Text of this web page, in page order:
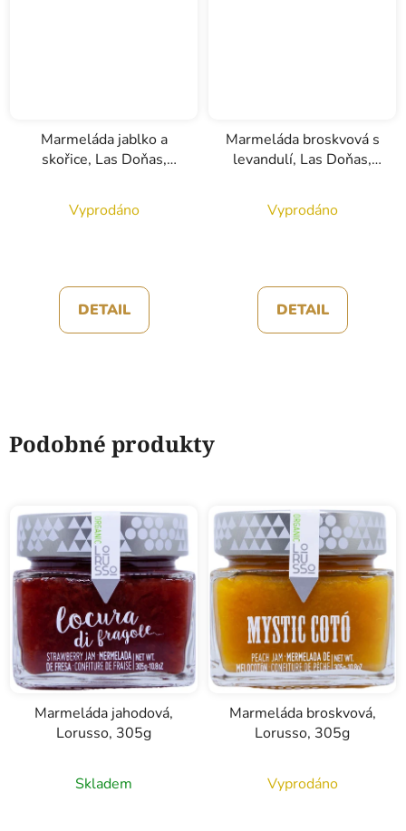
Marmeláda jablko a
skořice, Las Doňas,
Vyprodáno
DETAIL
Marmeláda broskvová s
levandulí, Las Doňas,
Vyprodáno
DETAIL
Podobné produkty
Marmeláda jahodová,
Lorusso, 305g
Skladem
Marmeláda broskvová,
Lorusso, 305g
Vyprodáno